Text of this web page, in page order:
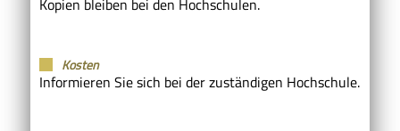
Kosten
Informieren Sie sich bei der zuständigen Hochschule.